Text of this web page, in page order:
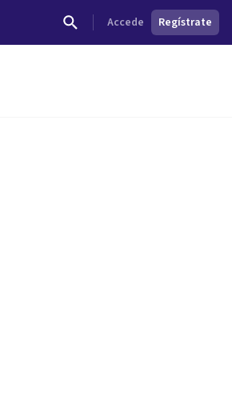
Accede Regístrate